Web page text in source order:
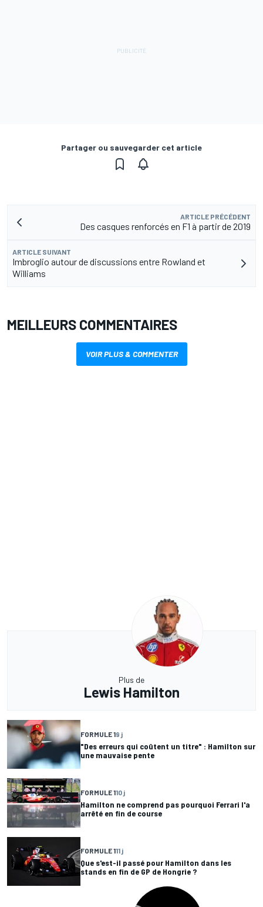
Partager ou sauvegarder cet article
ARTICLE PRÉCÉDENT
Des casques renforcés en F1 à partir de 2019
ARTICLE SUIVANT
Imbroglio autour de discussions entre Rowland et
Williams
MEILLEURS COMMENTAIRES
VOIR PLUS & COMMENTER
Plus de
Lewis Hamilton
FORMULE 19 j
"Des erreurs qui coûtent un titre" : Hamilton sur
une mauvaise pente
FORMULE 110 j
Hamilton ne comprend pas pourquoi Ferrari l'a
arrêté en fin de course
FORMULE 111 j
Que s'est-il passé pour Hamilton dans les
stands en fin de GP de Hongrie ?